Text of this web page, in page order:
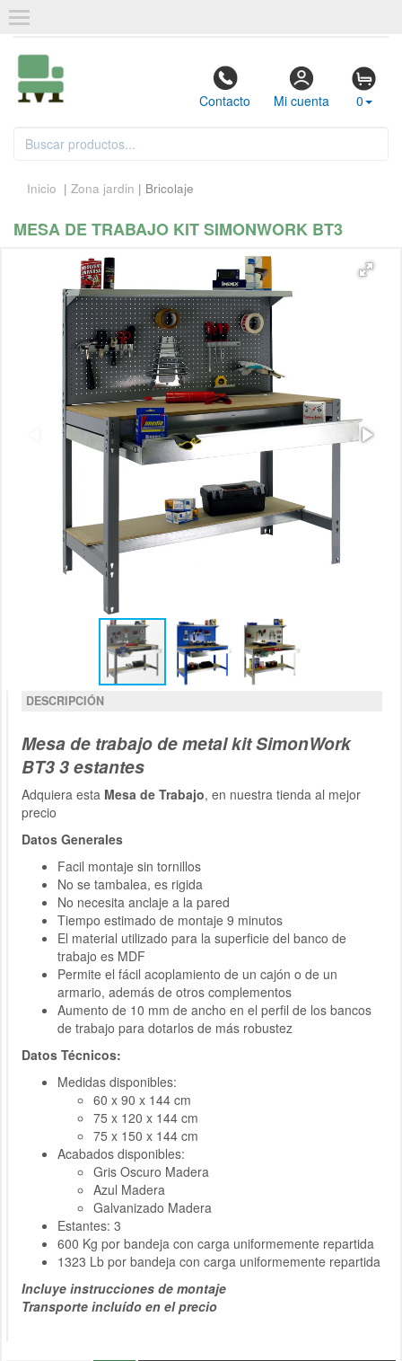
Contacto Mi cuenta 0
Inicio | Zona jardin | Bricolaje
MESA DE TRABAJO KIT SIMONWORK BT3
DESCRIPCIÓN
Mesa de trabajo de metal kit SimonWork
BT3 3 estantes
Adquiera esta Mesa de Trabajo, en nuestra tienda al mejor
precio
Datos Generales
Facil montaje sin tornillos
No se tambalea, es rigida
No necesita anclaje a la pared
Tiempo estimado de montaje 9 minutos
El material utilizado para la superficie del banco de
trabajo es MDF
Permite el fácil acoplamiento de un cajón o de un
armario, además de otros complementos
Aumento de 10 mm de ancho en el perfil de los bancos
de trabajo para dotarlos de más robustez
Datos Técnicos:
Medidas disponibles:
60 x 90 x 144 cm
75 x 120 x 144 cm
75 x 150 x 144 cm
Acabados disponibles:
Gris Oscuro Madera
Azul Madera
Galvanizado Madera
Estantes: 3
600 Kg por bandeja con carga uniformemente repartida
1323 Lb por bandeja con carga uniformemente repartida
Incluye instrucciones de montaje
Transporte incluído en el precio